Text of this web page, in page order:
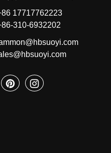
17717762223
310-6932202